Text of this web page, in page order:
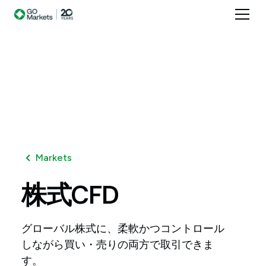
Markets
株式CFD
グローバル株式に、柔軟かつコントロール
しながら買い・売りの両方で取引できま
す。